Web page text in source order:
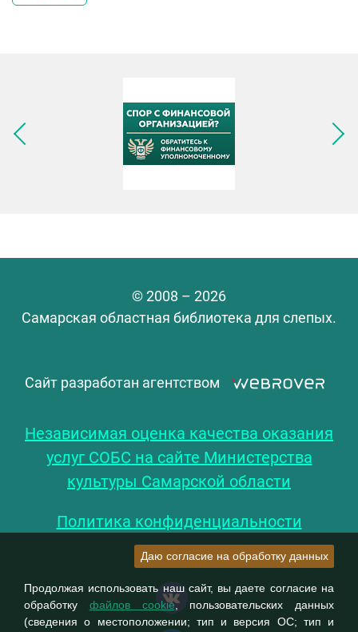
Следующее изображение
© 2008 – 2026
Самарская областная библиотека для слепых.
Сайт разработан агентством
Независимая оценка качества оказания
услуг СОБС на сайте Министерства
культуры Самарской области
Политика конфиденциальности
Даю согласие на обработку данных
Продолжая использовать наш сайт, вы даете согласие на
обработку файлов cookie, пользовательских данных
(сведения о местоположении; тип и версия ОС; тип и